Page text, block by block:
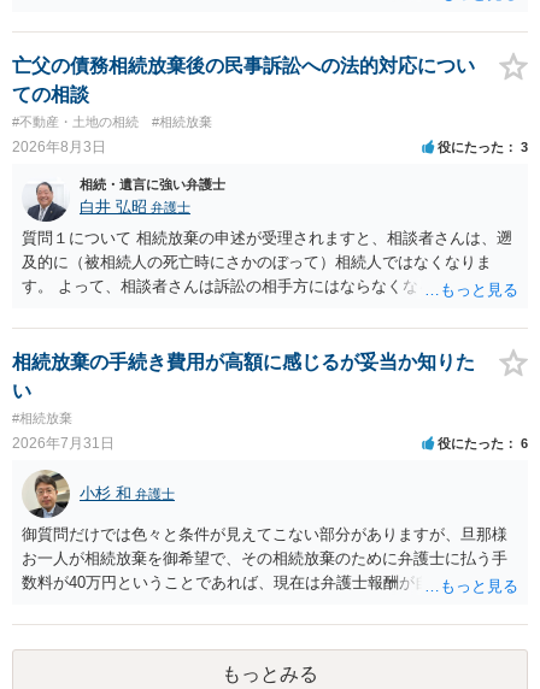
方の訴訟の主張及び立証次第ですが、 ・御祖母様の認知能力に関する
医師の意見書、筆跡鑑定 が提出されればその効力が否定される可能性
はありますが、 ・伯母様自身が分割協議に加わっていること ・御祖母
様の意に反する遺産分割協議を行う実益が誰にあったかの立証が困難
であること からすると、実際に遺産分割協議の効力が否定される可能
性はそれほど高くない（立証のハードルは非常に高い）ということが
言えると思います。
亡父の債務相続放棄後の民事訴訟への法的対応につい
ての相談
#不動産・土地の相続 #相続放棄
2026年8月3日 役にたった 3
相続・遺言に強い弁護士
白井 弘昭 弁護士
質問１について 相続放棄の申述が受理されますと、相談者さんは、遡
及的に（被相続人の死亡時にさかのぼって）相続人ではなくなりま
す。 よって、相談者さんは訴訟の相手方にはならなくなるので（明け
理証明を家庭裁判所で取得し、コピーを答弁書に添えて裁判所に提出
してください。 質問２について 請求棄却を求める答弁書を提出すれ
ば、第１回期日は出席する必要がありません。その日は差支え（用事
はないので、ｍｉｎｔｓでの提出の必要は無いと思います。郵送（期
限までに届けばよい）で十分です。 詳細は、書面記載の裁判所書記官
にお問い合わせください。 以上、ご参考まで。
相続放棄の手続き費用が高額に感じるが妥当か知りた
い
#相続放棄
2026年7月31日 役にたった 6
小杉 和 弁護士
御質問だけでは色々と条件が見えてこない部分がありますが、旦那様
お一人が相続放棄を御希望で、その相続放棄のために弁護士に払う手
数料が40万円ということであれば、現在は弁護士報酬が自由化されて
です。 ただ、弁護士に払う手数料とは別に戸籍の用意に一定の実費が
かかることになりますので、その費用も支払うべきものとして頭に置
いておいてください。 話を元に戻して、弁護士に対する手数料です
もっとみる